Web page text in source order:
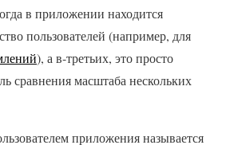
в приложении находится
пользователей (например, для
), а в-третьих, это просто
сравнения масштаба нескольких
приложения называется